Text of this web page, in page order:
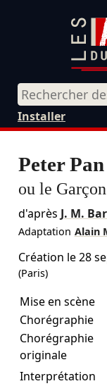
Installer
Peter Pan
ou le
d'après J. M.
Adaptation Alain
Création le28
(Paris)
Mise en scène
Chorégraphie
Chorégraphie
originale
Interprétation